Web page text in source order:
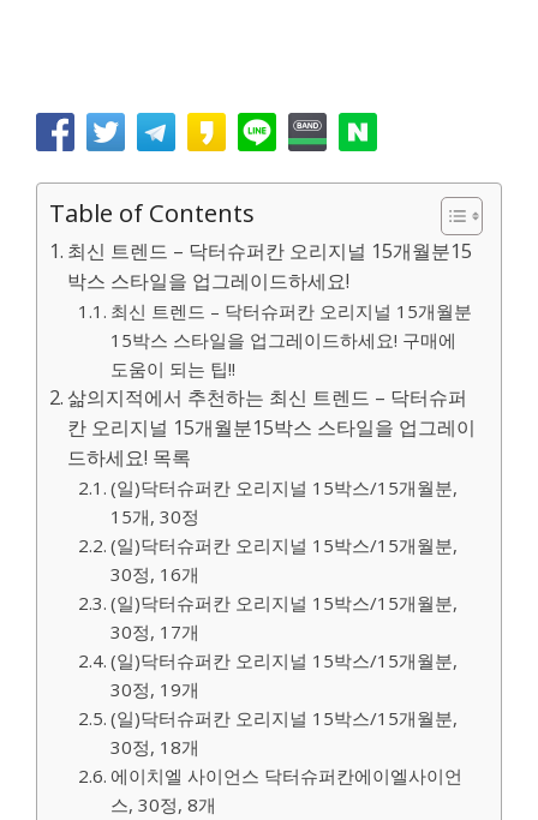
Table of Contents
최신 트렌드 – 닥터슈퍼칸 오리지널 15개월분15
박스 스타일을 업그레이드하세요!
최신 트렌드 – 닥터슈퍼칸 오리지널 15개월분
15박스 스타일을 업그레이드하세요! 구매에
도움이 되는 팁!!
삶의지적에서 추천하는 최신 트렌드 – 닥터슈퍼
칸 오리지널 15개월분15박스 스타일을 업그레이
드하세요! 목록
(일)닥터슈퍼칸 오리지널 15박스/15개월분,
15개, 30정
(일)닥터슈퍼칸 오리지널 15박스/15개월분,
30정, 16개
(일)닥터슈퍼칸 오리지널 15박스/15개월분,
30정, 17개
(일)닥터슈퍼칸 오리지널 15박스/15개월분,
30정, 19개
(일)닥터슈퍼칸 오리지널 15박스/15개월분,
30정, 18개
에이치엘 사이언스 닥터슈퍼칸에이엘사이언
스, 30정, 8개